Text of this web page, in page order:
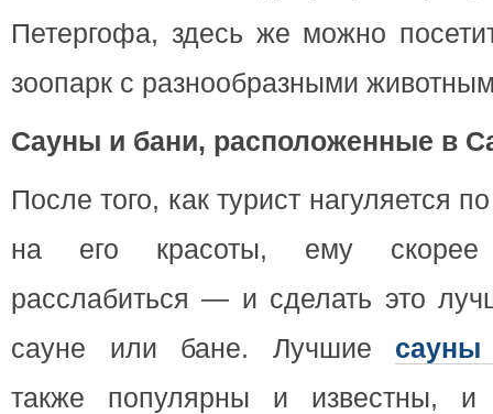
Петергофа, здесь же можно
зоопарк с разнообразными
Сауны и бани, расположенные в
После того, как турист нагуляется
на его красоты, ему скорее
расслабиться — и сделать это
сауне или бане. Лучшие сауны
также популярны и известны, и